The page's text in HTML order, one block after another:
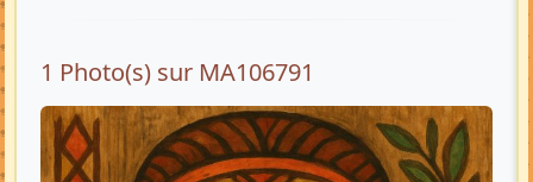
1 Photo(s) sur MA106791